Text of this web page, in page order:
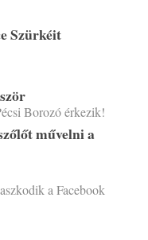
Szürkéit
Borozó érkezik!
művelni a
a Facebook